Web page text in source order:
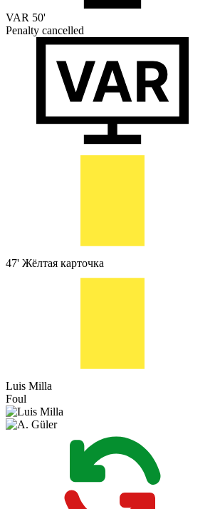
VAR 50'
Penalty cancelled
47' Жёлтая карточка
Luis Milla
Foul